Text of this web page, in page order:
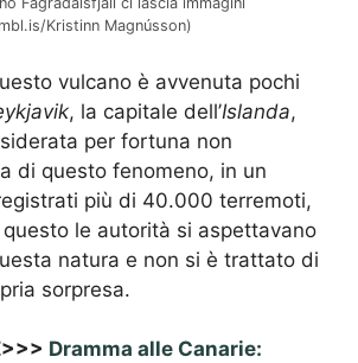
Kristinn Magnússon)
vulcano è avvenuta pochi
, la capitale dell’Islanda,
per fortuna non
di questo fenomeno, in un
più di 40.000 terremoti,
le autorità si aspettavano
natura e non si è trattato di
sorpresa.
Dramma alle Canarie: